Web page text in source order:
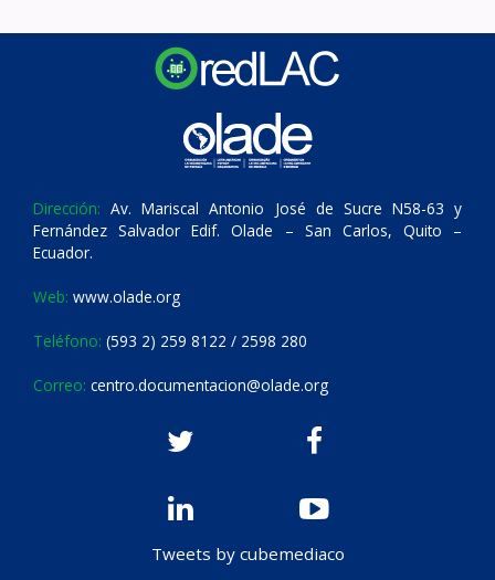
Dirección: Av. Mariscal Antonio José de Sucre N58-63 y
Fernández Salvador Edif. Olade – San Carlos, Quito –
Ecuador.
Web: www.olade.org
Teléfono: (593 2) 259 8122 / 2598 280
Correo: centro.documentacion@olade.org
Tweets by cubemediaco